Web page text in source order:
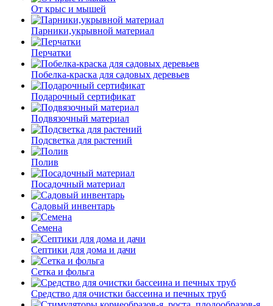
От крыс и мышей
Парники,укрывной материал
Перчатки
Побелка-краска для садовых деревьев
Подарочный сертификат
Подвязочный материал
Подсветка для растений
Полив
Посадочный материал
Садовый инвентарь
Семена
Септики для дома и дачи
Сетка и фольга
Средство для очистки бассеина и печных труб